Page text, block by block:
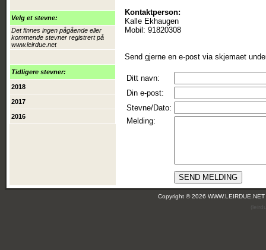
Velg et stevne:
Det finnes ingen pågående eller
kommende stevner registrert på
www.leirdue.net
Tidligere stevner:
2018
2017
2016
Kontaktperson:
Kalle Ekhaugen
Mobil: 91820308
Send gjerne en e-post via skjemaet
Ditt navn:
Din e-post:
Stevne/Dato:
Melding:
Copyright © 2026